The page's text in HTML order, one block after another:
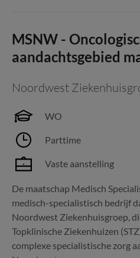
MSNW -
aandachtsgebied
Noordwest
WO
Parttime
Vaste aanstelling
De maatschap Medisch
medisch-specialistisch bedrijf
Noordwest Ziekenhuisgroep,
Topklinische Ziekenhuizen
complexe specialistische zorg